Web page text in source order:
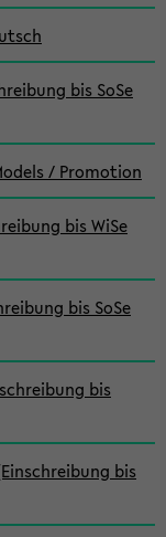
bis SoSe
/ Promotion
bis WiSe
bis SoSe
bis
bis